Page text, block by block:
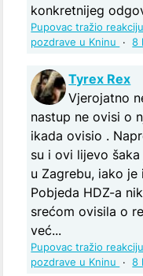
konkretnijeg
Pupovac tražio
pozdrave u Kninu
·8
Tyrex Rex
Vjerojatno
nastup ne ovisi o
ikada ovisio .
su i ovi lijevo
u Zagrebu, iako
Pobjeda HDZ-a
srećom ovisila o
već...
Pupovac tražio
pozdrave u Kninu
·8